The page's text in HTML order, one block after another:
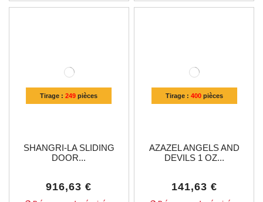
Tirage :249 pièces
SHANGRI-LA SLIDING
DOOR...
916,63 €
Tirage : 400pièces
AZAZEL ANGELS AND
DEVILS 1 OZ...
141,63 €